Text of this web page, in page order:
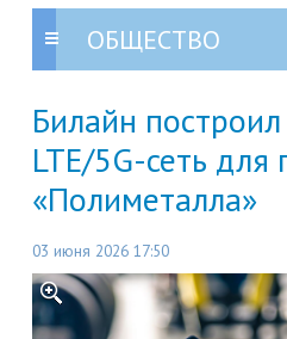
ОБЩЕСТВО
Билайн
LTE/5G-сеть для
«Полиметалла»
03 июня 2026 17:50